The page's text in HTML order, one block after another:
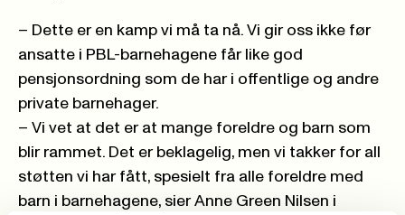
– Dette er en kamp vi må ta nå. Vi gir oss ikke før
ansatte i PBL-barnehagene får like god
pensjonsordning som de har i offentlige og andre
private barnehager.
– Vi vet at det er at mange foreldre og barn som
blir rammet. Det er beklagelig, men vi takker for all
støtten vi har fått, spesielt fra alle foreldre med
barn i barnehagene, sier Anne Green Nilsen i